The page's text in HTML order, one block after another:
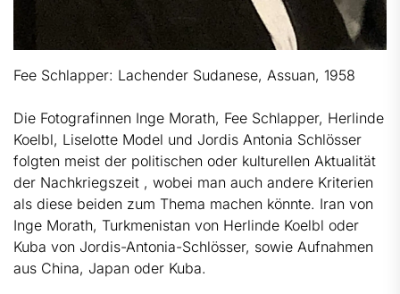
Fee Schlapper: Lachender Sudanese, Assuan, 1958
Die Fotografinnen Inge Morath, Fee Schlapper, Herlinde
Koelbl, Liselotte Model und Jordis Antonia Schlösser
folgten meist der politischen oder kulturellen Aktualität
der Nachkriegszeit , wobei man auch andere Kriterien
als diese beiden zum Thema machen könnte. Iran von
Inge Morath, Turkmenistan von Herlinde Koelbl oder
Kuba von Jordis-Antonia-Schlösser, sowie Aufnahmen
aus China, Japan oder Kuba.